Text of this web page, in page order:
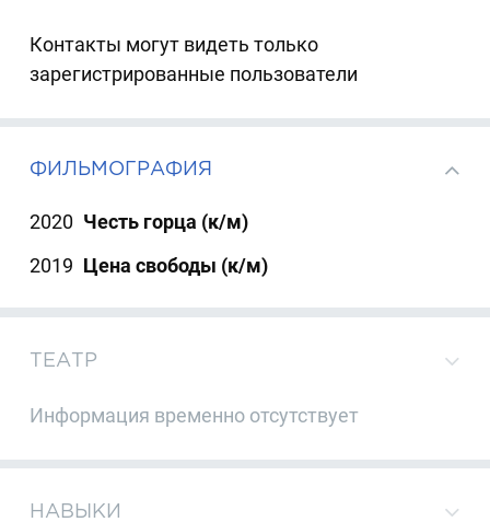
Контакты могут видеть только
зарегистрированные пользователи
ФИЛЬМОГРАФИЯ
2020 Честь горца (к/м)
2019 Цена свободы (к/м)
ТЕАТР
Информация временно отсутствует
НАВЫКИ